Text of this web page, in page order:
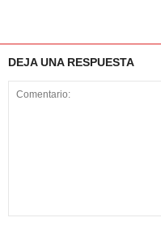
DEJA UNA RESPUESTA